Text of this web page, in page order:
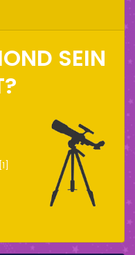
SEIN
[1]